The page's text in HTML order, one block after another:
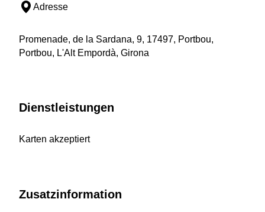
Adresse
Promenade, de la Sardana, 9, 17497, Portbou,
Portbou, L'Alt Empordà, Girona
Dienstleistungen
Karten akzeptiert
Zusatzinformation